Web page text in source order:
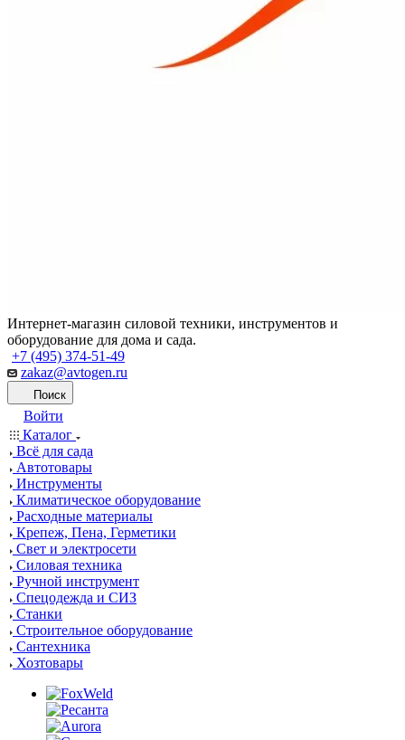
Интернет-магазин силовой техники, инструментов и
оборудование для дома и сада.
+7 (495) 374-51-49
zakaz@avtogen.ru
Поиск
Войти
Каталог
Всё для сада
Автотовары
Инструменты
Климатическое оборудование
Расходные материалы
Крепеж, Пена, Герметики
Свет и электросети
Силовая техника
Ручной инструмент
Спецодежда и СИЗ
Станки
Строительное оборудование
Сантехника
Хозтовары